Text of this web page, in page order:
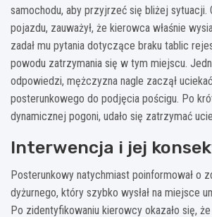
samochodu, aby przyjrzeć się bliżej sytuacji.
pojazdu, zauważył, że kierowca właśnie
zadał mu pytania dotyczące braku tablic
powodu zatrzymania się w tym miejscu.
odpowiedzi, mężczyzna nagle zaczął
posterunkowego do podjęcia pościgu. Po
dynamicznej pogoni, udało się zatrzymać
Interwencja i jej
Posterunkowy natychmiast poinformował o
dyżurnego, który szybko wysłał na miejsce
Po zidentyfikowaniu kierowcy okazało się,